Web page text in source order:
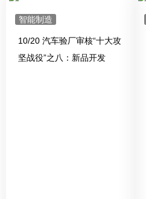
智能制造
10/20 汽车验厂审核“十大攻
坚战役”之八：新品开发